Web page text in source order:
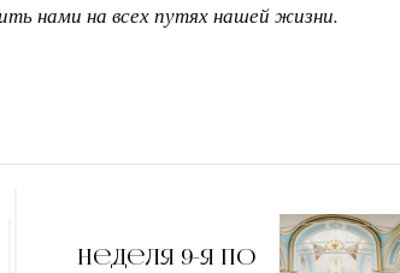
нами на всех путях нашей жизни.
Неделя 9-я по